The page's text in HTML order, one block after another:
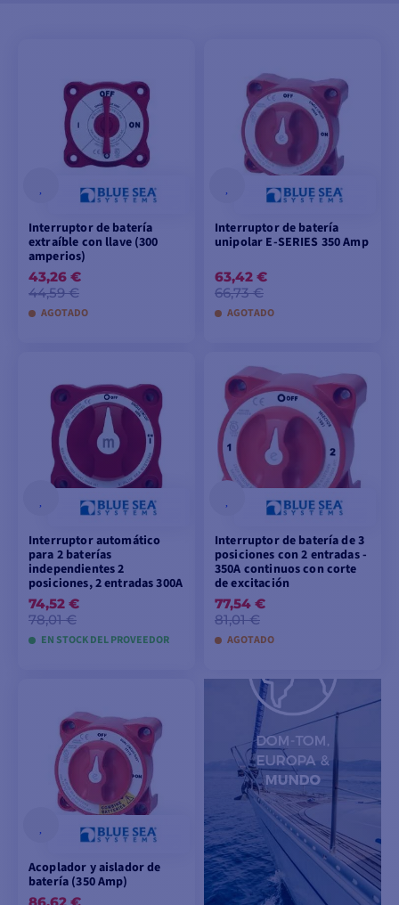
Interruptor de batería
extraíble con llave (300
amperios)
43,26 €
44,59 €
AGOTADO
Interruptor de batería
unipolar E-SERIES 350 Amp
63,42 €
66,73 €
AGOTADO
AÑADIR A LA CESTA
Interruptor automático
para 2 baterías
independientes 2
posiciones, 2 entradas 300A
74,52 €
78,01 €
EN STOCK DEL PROVEEDOR
Interruptor de batería de 3
posiciones con 2 entradas -
350A continuos con corte
de excitación
77,54 €
81,01 €
AGOTADO
AÑADIR A LA CESTA
Acoplador y aislador de
batería (350 Amp)
86,62 €